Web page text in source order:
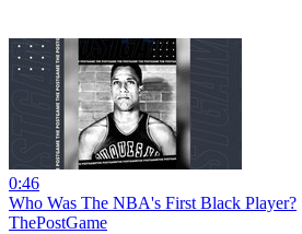
0:46
Who Was The NBA's First Black Player?
ThePostGame